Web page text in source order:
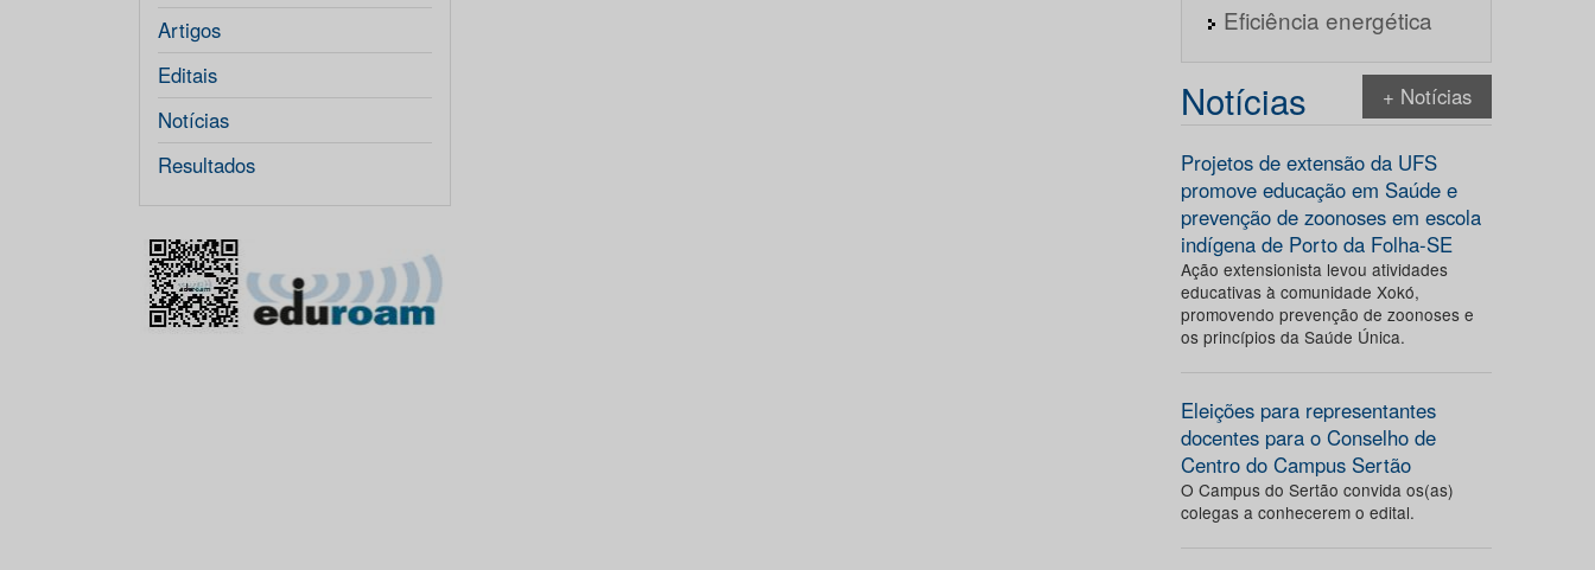
Artigos
Editais
Notícias
Resultados
Eficiência energética
Notícias + Notícias
Projetos de extensão da UFS
promove educação em Saúde e
prevenção de zoonoses em escola
indígena de Porto da Folha-SE
Ação extensionista levou atividades
educativas à comunidade Xokó,
promovendo prevenção de zoonoses e
os princípios da Saúde Única.
Eleições para representantes
docentes para o Conselho de
Centro do Campus Sertão
O Campus do Sertão convida os(as)
colegas a conhecerem o edital.